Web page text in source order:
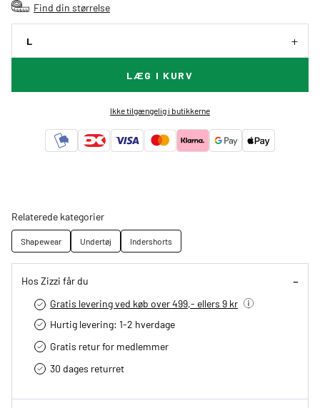
Find din størrelse
L
LÆG I KURV
Ikke tilgængelig i butikkerne
Relaterede kategorier
Shapewear Undertøj Indershorts
Hos Zizzi får du
Gratis levering ved køb over 499,- ellers 9 kr
Hurtig levering­: 1-2 hverdage
Gratis retur for medlemmer
30 dages returret